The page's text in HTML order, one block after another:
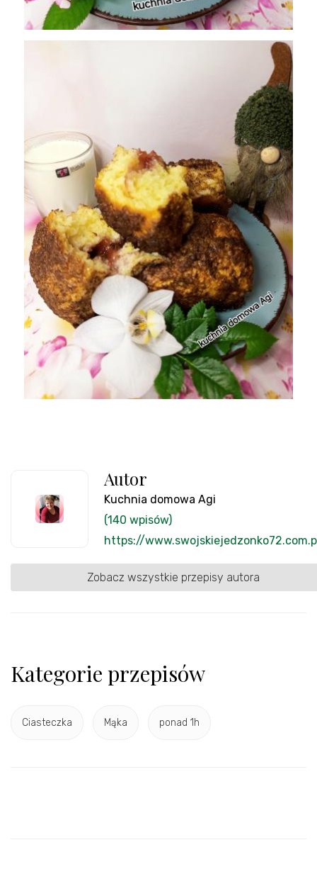
Autor
Kuchnia domowa Agi
(140 wpisów)
https://
Zobacz wszystkie przepisy autora
Kategorie przepisów
Ciasteczka Mąka ponad 1h